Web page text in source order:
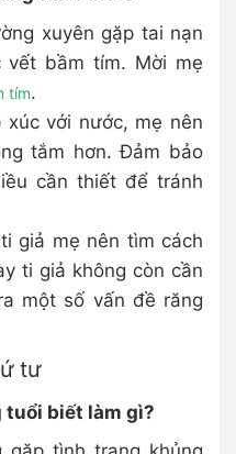
xuyên gặp tai nạn
bầm tím. Mời mẹ
tím.
với nước, mẹ nên
tắm hơn. Đảm bảo
cần thiết để tránh
giả mẹ nên tìm cách
ti giả không còn cần
một số vấn đề răng
tư
tuổi biết làm gì?